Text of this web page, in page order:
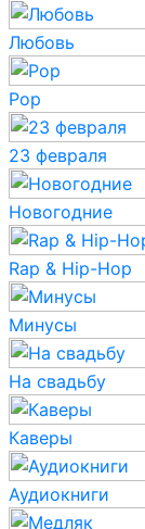
Любовь
Pop
23 февраля
Новогодние
Rap & Hip-Hop
Минусы
На свадьбу
Каверы
Аудиокниги